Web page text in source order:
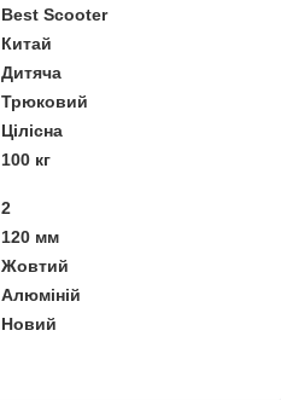
Best Scooter
Китай
Дитяча
Трюковий
Цілісна
100 кг
2
120 мм
Жовтий
Алюміній
Новий